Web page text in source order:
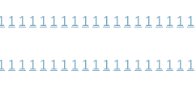
1 1 1 1 1 1 1 1 1 1 1 1 1 1 1 1 1 1
1 1 1 1 1 1 1 1 1 1 1 1 1 1 1 1 1 1